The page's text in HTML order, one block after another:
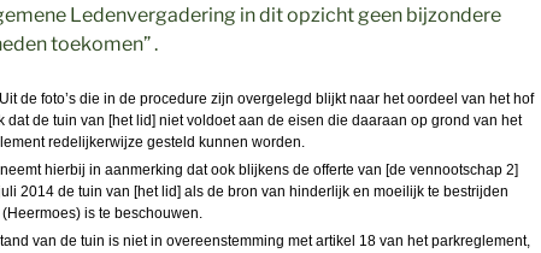
Ledenvergadering in dit opzicht geen bijzondere
toekomen” .
de foto’s die in de procedure zijn overgelegd blijkt naar het oordeel van het hof
dat de tuin van [het lid] niet voldoet aan de eisen die daaraan op grond van het
redelijkerwijze gesteld kunnen worden.
hierbij in aanmerking dat ook blijkens de offerte van [de vennootschap 2]
2014 de tuin van [het lid] als de bron van hinderlijk en moeilijk te bestrijden
is te beschouwen.
van de tuin is niet in overeenstemming met artikel 18 van het parkreglement,